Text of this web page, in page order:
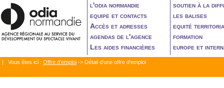
l'odia normandie
equipe et contacts
Accès et adresses
agendas de l'agence
Les aides financières
soutien à la
les balises
equité
formation
europe et
| Vous êtes ici : Offre d'emploi -> Détail d'une offre d'emploi